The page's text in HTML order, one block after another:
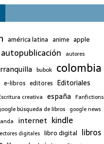
américa latina anime apple
autopublicación autores
bubok colombia
e-libros editores Editoriales
creativa españa Fanfictions
búsqueda de libros google news
internet kindle
digitales libro digital libros